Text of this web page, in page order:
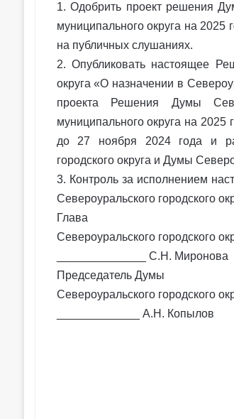
1. Одобрить проект решения
муниципального округа на
на публичных слушаниях.
2. Опубликовать настоящее
округа «О назначении в
проекта Решения Думы
муниципального округа на
до 27 ноября 2024 года и
городского округа и Думы
3. Контроль за исполнением
Североуральского городского
Глава
Североуральского городского
______________ С.Н. Миронова
Председатель Думы
Североуральского городского
_____________ А.Н. Копылов